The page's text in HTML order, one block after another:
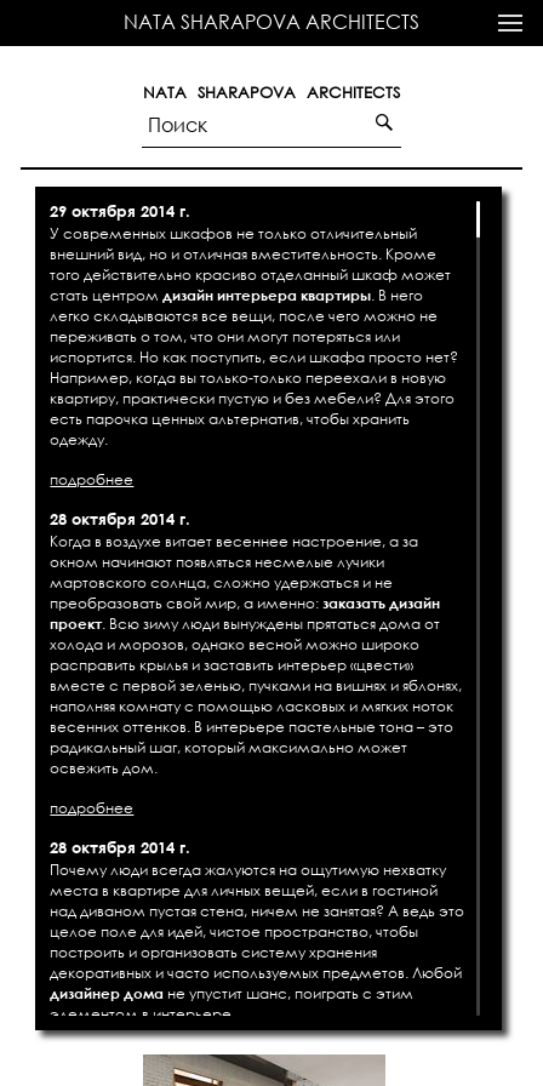
NATA SHARAPOVA ARCHITECTS
NATA SHARAPOVA ARCHITECTS
29 октября 2014 г.
У современных шкафов не только отличительный
внешний вид, но и отличная вместительность. Кроме
того действительно красиво отделанный шкаф может
стать центромдизайн интерьера квартиры. В него
легко складываются все вещи, после чего можно не
переживать о том, что они могут потеряться или
испортится. Но как поступить, если шкафа просто нет?
Например, когда вы только-только переехали в новую
квартиру, практически пустую и без мебели? Для этого
есть парочка ценных альтернатив, чтобы хранить
одежду.
подробнее
28 октября 2014 г.
Когда в воздухе витает весеннее настроение, а за
окном начинают появляться несмелые лучики
мартовского солнца, сложно удержаться и не
преобразовать свой мир, а именно:заказать дизайн
проект. Всю зиму люди вынуждены прятаться дома от
холода и морозов, однако весной можно широко
расправить крылья и заставить интерьер «цвести»
вместе с первой зеленью, пучками на вишнях и яблонях,
наполняя комнату с помощью ласковых и мягких ноток
весенних оттенков. В интерьере пастельные тона – это
радикальный шаг, который максимально может
освежить дом.
подробнее
28 октября 2014 г.
Почему люди всегда жалуются на ощутимую нехватку
места в квартире для личных вещей, если в гостиной
над диваном пустая стена, ничем не занятая? А ведь это
целое поле для идей, чистое пространство, чтобы
построить и организовать систему хранения
декоративных и часто используемых предметов. Любой
дизайнер дома не упустит шанс, поиграть с этим
элементом в интерьере.